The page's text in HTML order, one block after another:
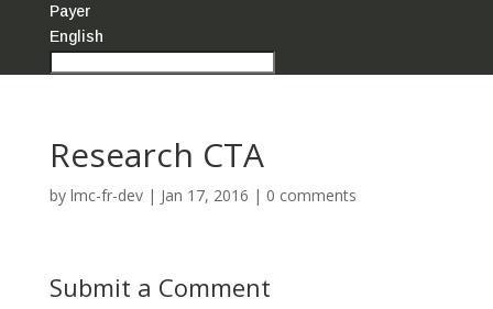
Payer
English
Research CTA
by lmc-fr-dev| Jan 17, 2016 | 0 comments
Submit a Comment